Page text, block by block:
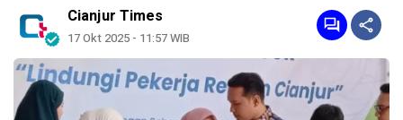
Cianjur Times
17 Okt 2025 - 11:57 WIB